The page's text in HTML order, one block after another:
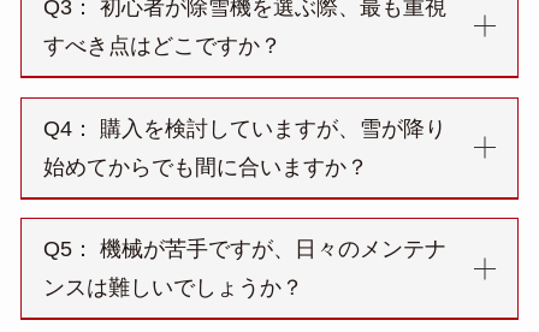
Q3： 初心者が除雪機を選ぶ際、最も重視
すべき点はどこですか？
Q4： 購入を検討していますが、雪が降り
始めてからでも間に合いますか？
Q5： 機械が苦手ですが、日々のメンテナ
ンスは難しいでしょうか？